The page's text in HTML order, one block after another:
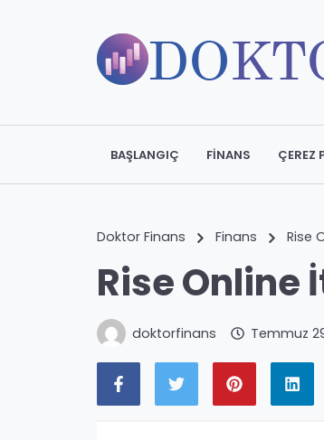
BAŞLANGIÇ FINANS ÇEREZ
Doktor Finans Finans Rise
Rise Online
doktorfinans Temmuz